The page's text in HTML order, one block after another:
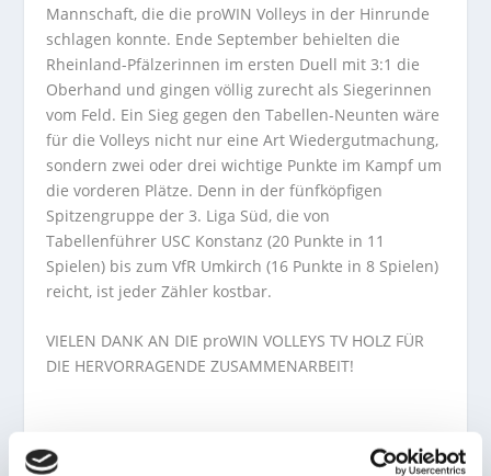
Mannschaft, die die proWIN Volleys in der Hinrunde
schlagen konnte. Ende September behielten die
Rheinland-Pfälzerinnen im ersten Duell mit 3:1 die
Oberhand und gingen völlig zurecht als Siegerinnen
vom Feld. Ein Sieg gegen den Tabellen-Neunten wäre
für die Volleys nicht nur eine Art Wiedergutmachung,
sondern zwei oder drei wichtige Punkte im Kampf um
die vorderen Plätze. Denn in der fünfköpfigen
Spitzengruppe der 3. Liga Süd, die von
Tabellenführer USC Konstanz (20 Punkte in 11
Spielen) bis zum VfR Umkirch (16 Punkte in 8 Spielen)
reicht, ist jeder Zähler kostbar.
VIELEN DANK AN DIE proWIN VOLLEYS TV HOLZ FÜR
DIE HERVORRAGENDE ZUSAMMENARBEIT!